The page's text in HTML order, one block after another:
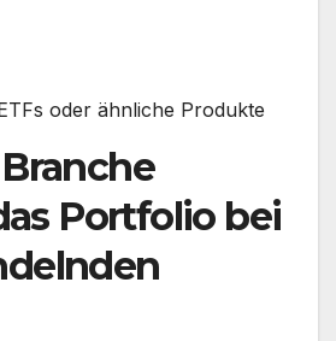
oder ähnliche Produkte
Portfolio bei